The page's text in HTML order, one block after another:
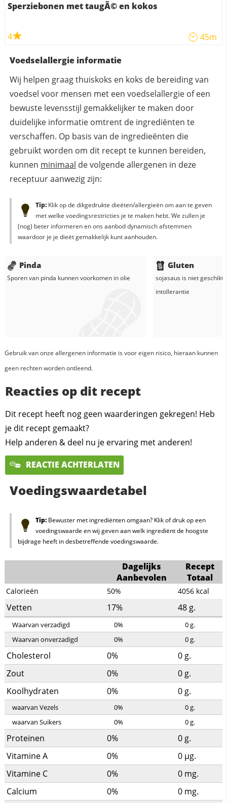
Sperziebonen met taugÃ© en kokos
4 45m
Voedselallergie informatie
Wij helpen graag thuiskoks en koks de bereiding van
voedsel voor mensen met een voedselallergie of een
bewuste levensstijl gemakkelijker te maken door
duidelijke informatie omtrent de ingrediënten te
verschaffen. Op basis van de ingredieënten die
gebruikt worden om dit recept te kunnen bereiden,
kunnen minimaal de volgende allergenen in deze
receptuur aanwezig zijn:
Tip:Klik op de dikgedrukte dieëten/allergieën om aan te geven
met welke voedingsrestricties je te maken hebt. We zullen je
(nog) beter informeren en ons aanbod dynamisch afstemmen
waardoor je je dieët gemakkelijk kunt aanhouden.
Pinda
Sporen van pinda kunnen voorkomen inolie
Gluten
sojasaus is niet geschikt
intollerantie
Gebruik van onze allergenen informatie is voor eigen risico, hieraan kunnen
geen rechten worden ontleend.
Reacties op dit recept
Dit recept heeft nog geen waarderingen gekregen! Heb
je dit recept gemaakt?
Help anderen & deel nu je ervaring met anderen!
REACTIE ACHTERLATEN
Voedingswaardetabel
Tip:Bewuster met ingrediënten omgaan? Klik of druk op een
voedingswaarde en wij geven aan welk ingrediënt de hoogste
bijdrage heeft in desbetreffende voedingswaarde.
Dagelijks
Aanbevolen
Recept
Totaal
Calorieën 50% 4056 kcal
Vetten 17% 48 g.
Waarvan verzadigd 0% 0g.
Waarvan onverzadigd
0% 0g.
Cholesterol 0% 0 g.
Zout
0% 0 g.
Koolhydraten
0% 0 g.
waarvan Vezels 0% 0g.
waarvan Suikers
0% 0g.
Proteinen 0% 0 g.
Vitamine A
0% 0 µg.
Vitamine C
0% 0 mg.
Calcium
0% 0 mg.